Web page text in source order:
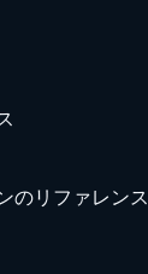
のリファレンス